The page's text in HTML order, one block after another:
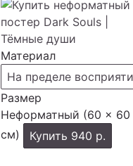
Материал
На пределе
Размер
Неформатный (60 × 60
см)
Купить 940 р.